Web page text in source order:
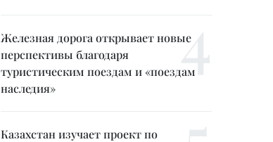
Железная дорога открывает новые
перспективы благодаря
туристическим поездам и «поездам
наследия»
Казахстан изучает проект по